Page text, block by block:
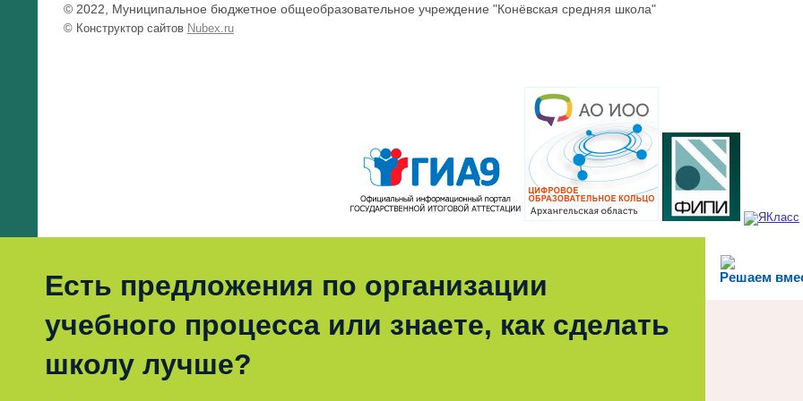
© 2022, Муниципальное бюджетное общеобразовательное учреждение "Конёвская средняя школа"
© Конструктор сайтов Nubex.ru
Решаем
Есть предложения по организации
учебного процесса или знаете, как сделать
школу лучше?